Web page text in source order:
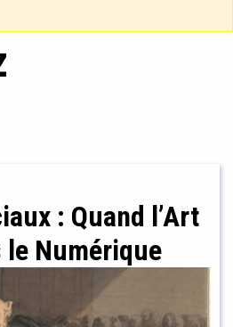
: Quand l’Art
le Numérique